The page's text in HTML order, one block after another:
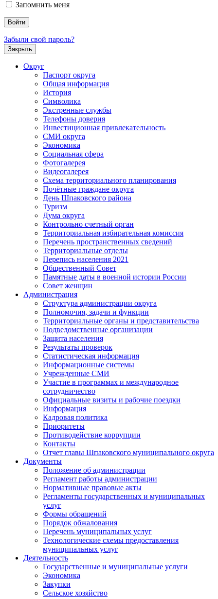
Запомнить меня
Забыли свой пароль?
Закрыть
Округ
Паспорт округа
Общая информация
История
Символика
Экстренные службы
Телефоны доверия
Инвестиционная привлекательность
СМИ округа
Экономика
Социальная сфера
Фотогалерея
Видеогалерея
Схема территориального планирования
Почётные граждане округа
День Шпаковского района
Туризм
Дума округа
Контрольно счетный орган
Территориальная избирательная комиссия
Перечень пространственных сведений
Территориальные отделы
Перепись населения 2021
Общественный Совет
Памятные даты в военной истории России
Совет женщин
Администрация
Структура администрации округа
Полномочия, задачи и функции
Территориальные органы и представительства
Подведомственные организации
Защита населения
Результаты проверок
Статистическая информация
Информационные системы
Учрежденные СМИ
Участие в программах и международное
сотрудничество
Официальные визиты и рабочие поездки
Информация
Кадровая политика
Приоритеты
Противодействие коррупции
Контакты
Отчет главы Шпаковского муниципального округа
Документы
Положение об администрации
Регламент работы администрации
Нормативные правовые акты
Регламенты государственных и муниципальных
услуг
Формы обращений
Порядок обжалования
Перечень муниципальных услуг
Технологические схемы предоставления
муниципальных услуг
Деятельность
Государственные и муниципальные услуги
Экономика
Закупки
Сельское хозяйство